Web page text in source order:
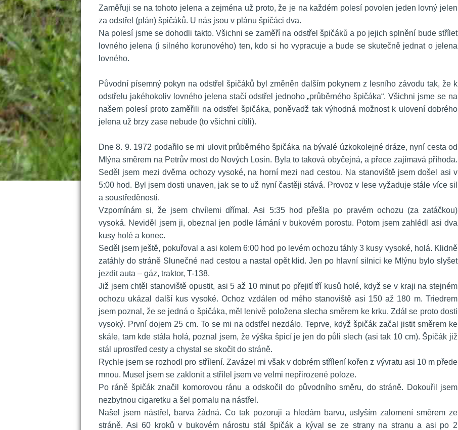
Zaměřuji se na tohoto jelena a zejména už proto, že je na každém polesí povolen jeden lovný jelen
za odstřel (plán) špičáků. U nás jsou v plánu špičáci dva.
Na polesí jsme se dohodli takto. Všichni se zaměří na odstřel špičáků a po jejich splnění bude střílet
lovného jelena (i silného korunového) ten, kdo si ho vypracuje a bude se skutečně jednat o jelena
lovného.
Původní písemný pokyn na odstřel špičáků byl změněn dalším pokynem z lesního závodu tak, že k
odstřelu jakéhokoliv lovného jelena stačí odstřel jednoho „průběrného špičáka“. Všichni jsme se na
našem polesí proto zaměřili na odstřel špičáka, poněvadž tak výhodná možnost k ulovení dobrého
jelena už brzy zase nebude (to všichni cítili).
Dne 8. 9. 1972 podařilo se mi ulovit průběrného špičáka na bývalé úzkokolejné dráze, nyní cesta od
Mlýna směrem na Petrův most do Nových Losin. Byla to taková obyčejná, a přece zajímavá příhoda.
Seděl jsem mezi dvěma ochozy vysoké, na horní mezi nad cestou. Na stanoviště jsem došel asi v
5:00 hod. Byl jsem dosti unaven, jak se to už nyní častěji stává. Provoz v lese vyžaduje stále více sil
a soustředěnosti.
Vzpomínám si, že jsem chvílemi dřímal. Asi 5:35 hod přešla po pravém ochozu (za zatáčkou)
vysoká. Neviděl jsem ji, obeznal jen podle lámání v bukovém porostu. Potom jsem zahlédl asi dva
kusy holé a konec.
Seděl jsem ještě, pokuřoval a asi kolem 6:00 hod po levém ochozu táhly 3 kusy vysoké, holá. Klidně
zatáhly do stráně Slunečné nad cestou a nastal opět klid. Jen po hlavní silnici ke Mlýnu bylo slyšet
jezdit auta – gáz, traktor, T-138.
Již jsem chtěl stanoviště opustit, asi 5 až 10 minut po přejití tří kusů holé, když se v kraji na stejném
ochozu ukázal další kus vysoké. Ochoz vzdálen od mého stanoviště asi 150 až 180 m. Triedrem
jsem poznal, že se jedná o špičáka, měl lenivě položena slecha směrem ke krku. Zdál se proto dosti
vysoký. První dojem 25 cm. To se mi na odstřel nezdálo. Teprve, když špičák začal jistit směrem ke
kále, tam kde stála holá, poznal jsem, že výška špicí je jen do půli slech (asi tak 10 cm). Špičák již
tál uprostřed cesty a chystal se skočit do stráně.
Rychle jsem se rozhodl pro střílení. Zavázel mi však v dobrém střílení kořen z vývratu asi 10 m přede
mnou. Musel jsem se zaklonit a střílel jsem ve velmi nepřirozené poloze.
Po ráně špičák značil komorovou ránu a odskočil do původního směru, do stráně. Dokouřil jsem
nezbytnou cigaretku a šel pomalu na nástřel.
Našel jsem nástřel, barva žádná. Co tak pozoruji a hledám barvu, uslyším zalomení směrem ze
tráně. Asi 60 kroků v bukovém nárostu stál špičák a kýval se ze strany na stranu a asi po 2